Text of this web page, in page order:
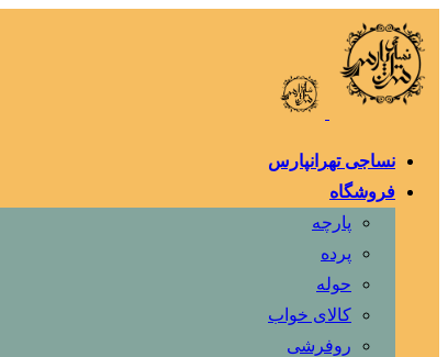
نساجی تهرانپارس
فروشگاه
پارچه
پرده
حوله
کالای خواب
روفرشی